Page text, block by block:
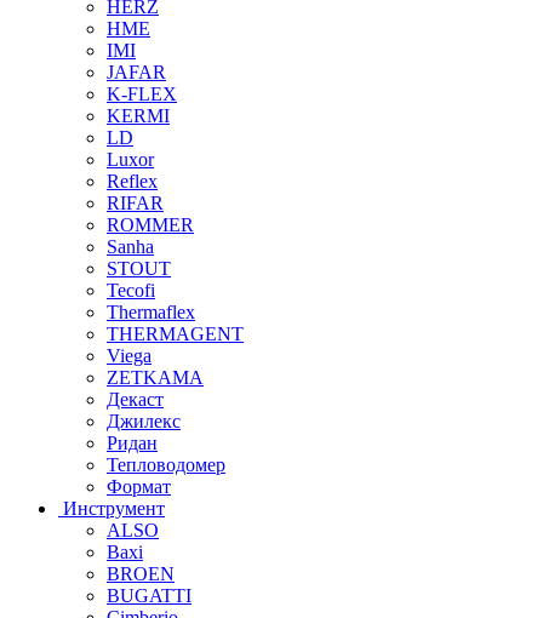
HERZ
HME
IMI
JAFAR
K-FLEX
KERMI
LD
Luxor
Reflex
RIFAR
ROMMER
Sanha
STOUT
Tecofi
Thermaflex
THERMAGENT
Viega
ZETKAMA
Декаст
Джилекс
Ридан
Тепловодомер
Формат
Инструмент
ALSO
Baxi
BROEN
BUGATTI